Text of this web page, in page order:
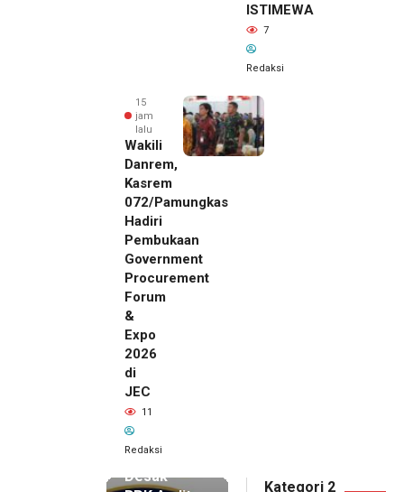
ISTIMEWA
7
Redaksi
15
jam
lalu
Wakili
Danrem,
Kasrem
072/Pamungkas
Hadiri
Pembukaan
Government
Procurement
Forum
&
Expo
2026
di
JEC
11
Redaksi
15 jam lalu
SMSI Eks
Karesidenan
Pati
Desak
Kategori 2